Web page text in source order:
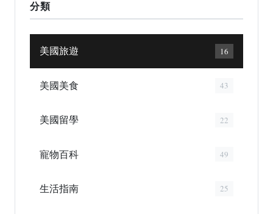
分類
美國旅遊 16
美國美食 43
美國留學 22
寵物百科 49
生活指南 25